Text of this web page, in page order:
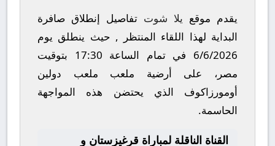
يقدم موقع يلا شوت تفاصيل إنطلاق صافرة
البداية لهذا اللقاء المنتظر , حيث ينطلق يوم
6/6/2026 في تمام الساعة 17:30 بتوقيت
مصر، على أرضية ملعب ملعب دولين
أومورزاكوف الذي يحتضن هذه المواجهة
الحاسمة.
القناة الناقلة لمباراة قرغيزستان و